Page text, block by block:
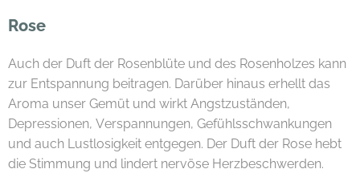
Rose
Auch der Duft der Rosenblüte und des Rosenholzes kann
zur Entspannung beitragen. Darüber hinaus erhellt das
Aroma unser Gemüt und wirkt Angstzuständen,
Depressionen, Verspannungen, Gefühlsschwankungen
und auch Lustlosigkeit entgegen. Der Duft der Rose hebt
die Stimmung und lindert nervöse Herzbeschwerden.